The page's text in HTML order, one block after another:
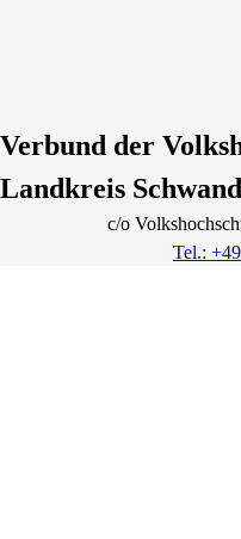
Verbund der
Landkreis
c/o
Tel.: